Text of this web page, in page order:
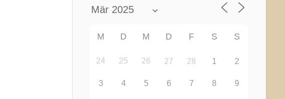
M D M D F S S
24 25 26 27 28 1 2
3 4 5 6 7 8 9